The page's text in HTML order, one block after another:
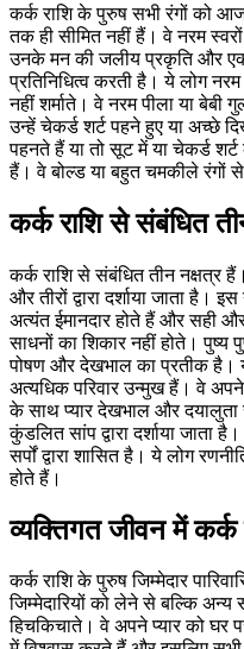
कर्क राशि के पुरुष सभी रंगों को
तक ही सीमित नहीं हैं। वे नरम
उनके मन की जलीय प्रकृति और एक
प्रतिनिधित्व करती है। ये लोग
नहीं शर्माते। वे नरम पीला या
उन्हें चेकर्ड शर्ट पहने हुए या अच्छे
पहनते हैं या तो सूट में या चेकर्ड
हैं। वे बोल्ड या बहुत चमकीले रंगों
कर्क राशि से संबंधित
कर्क राशि से संबंधित तीन नक्षत्र
और तीरों द्वारा दर्शाया जाता है।
अत्यंत ईमानदार होते हैं और सही
साधनों का शिकार नहीं होते। पुष्य
पोषण और देखभाल का प्रतीक
अत्यधिक परिवार उन्मुख हैं। वे
के साथ प्यार देखभाल और
कुंडलित सांप द्वारा दर्शाया जाता
सर्पों द्वारा शासित है। ये लोग
होते हैं।
व्यक्तिगत जीवन में
कर्क राशि के पुरुष जिम्मेदार
जिम्मेदारियों को लेने से बल्कि
हिचकिचाते। वे अपने प्यार को घर